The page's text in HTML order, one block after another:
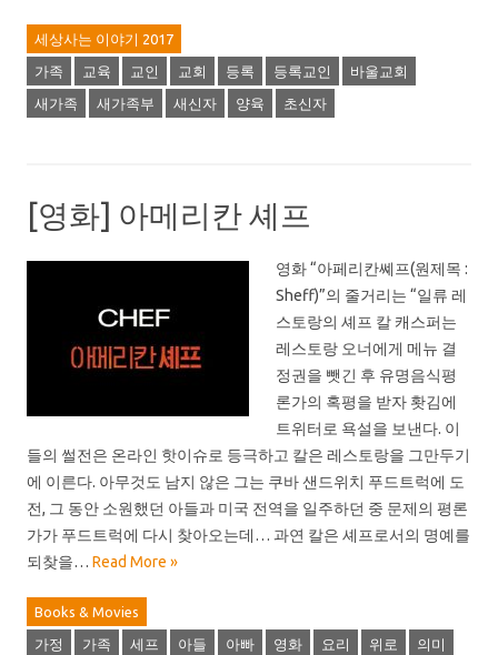
세상사는 이야기 2017
가족 교육 교인 교회 등록 등록교인 바울교회
새가족 새가족부 새신자 양육 초신자
[영화] 아메리칸 셰프
영화 “아페리칸쎼프(원제목 :
Sheff)”의 줄거리는 “일류 레
스토랑의 셰프 칼 캐스퍼는
레스토랑 오너에게 메뉴 결
정권을 뺏긴 후 유명음식평
론가의 혹평을 받자 홧김에
트위터로 욕설을 보낸다. 이
들의 썰전은 온라인 핫이슈로 등극하고 칼은 레스토랑을 그만두기
에 이른다. 아무것도 남지 않은 그는 쿠바 샌드위치 푸드트럭에 도
전, 그 동안 소원했던 아들과 미국 전역을 일주하던 중 문제의 평론
가가 푸드트럭에 다시 찾아오는데… 과연 칼은 셰프로서의 명예를
되찾을… Read More »
Books & Movies
가정 가족 세프 아들 아빠 영화 요리 위로 의미